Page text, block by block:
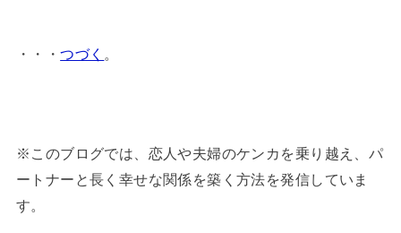
・・・つづく 。
※このブログでは、恋人や夫婦のケンカを乗り越え、パ
ートナーと長く幸せな関係を築く方法を発信していま
す。